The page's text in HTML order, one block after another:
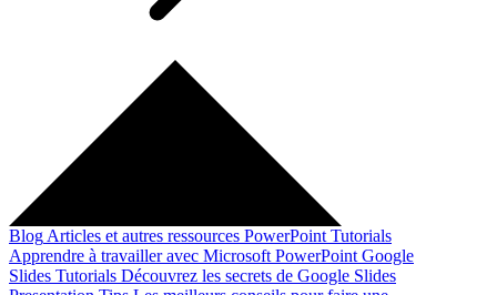
Blog Articles et autres ressources PowerPoint Tutorials
Apprendre à travailler avec Microsoft PowerPoint Google
Slides Tutorials Découvrez les secrets de Google Slides